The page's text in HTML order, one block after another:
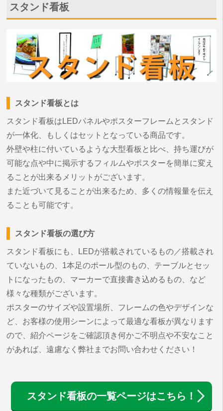
スタンド看板
スタンド看板とは
スタンド看板はLEDパネルやポスターフレームとスタンド
が一体化、もしくはセットとなっている商品です。
外壁や柱に付いているような大型看板と比べ、持ち運びが
可能な点や中に掲示するフィルムやポスターを簡単に変え
ることが出来るメリットがございます。
また近づいて見ることが出来るため、多くの情報量を伝え
ることも可能です。
スタンド看板の選び方
スタンド看板にも、LEDが搭載されているもの／搭載され
ていないもの、1本足のポール型のもの、テーブルとセッ
トになったもの、マーカーで直接書き込めるもの、など
様々な種類がございます。
ポスターのサイズや設置場所、フレームの色やデザインな
ど、お客様の使用シーンによって最適な看板が異なります
ので、紹介ページをご確認頂き何かご不明点や不安なこと
があれば、遠慮なく弊社までお問い合わせください！
スタンド看板の一覧ページはこちら！